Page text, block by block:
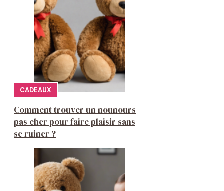
CADEAUX
Comment trouver un nounours
pas cher pour faire plaisir sans
se ruiner ?